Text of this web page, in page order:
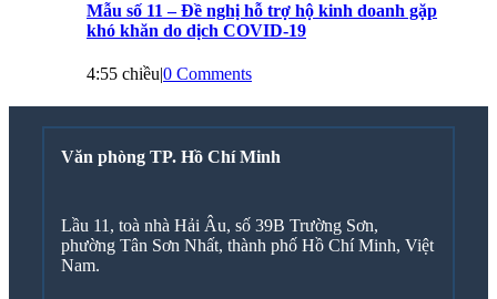
Mẫu số 11 – Đề nghị hỗ trợ hộ kinh doanh gặp
khó khăn do dịch COVID-19
4:55 chiều|0 Comments
Văn phòng TP. Hồ Chí Minh
Lầu 11, toà nhà Hải Âu, số 39B Trường Sơn,
phường Tân Sơn Nhất, thành phố Hồ Chí Minh, Việt
Nam.